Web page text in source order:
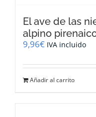
El ave de las
alpino
9,96€ IVA incluido
Añadir al carrito